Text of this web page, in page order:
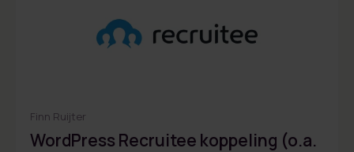
Finn Ruijter
WordPress Recruitee koppeling (o.a.